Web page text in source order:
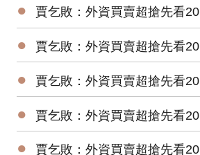
● 賈乞敗：外資買賣超搶先看20230906
● 賈乞敗：外資買賣超搶先看20230905
● 賈乞敗：外資買賣超搶先看20230828
● 賈乞敗：外資買賣超搶先看20230824
● 賈乞敗：外資買賣超搶先看20230821